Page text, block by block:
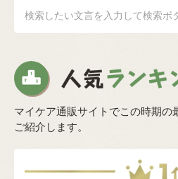
検索したい文言を入力して検索ボ
マイケア通販サイトでこの時期の
ご紹介します。